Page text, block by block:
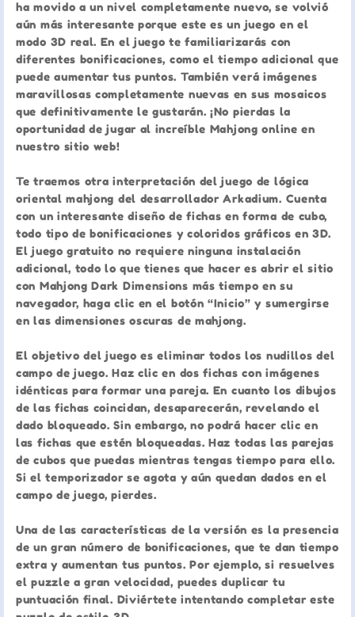
ha movido a un nivel completamente nuevo, se volvió
aún más interesante porque este es un juego en el
modo 3D real. En el juego te familiarizarás con
diferentes bonificaciones, como el tiempo adicional que
puede aumentar tus puntos. También verá imágenes
maravillosas completamente nuevas en sus mosaicos
que definitivamente le gustarán. ¡No pierdas la
oportunidad de jugar al increíble Mahjong online en
nuestro sitio web!
Te traemos otra interpretación del juego de lógica
oriental mahjong del desarrollador Arkadium. Cuenta
con un interesante diseño de fichas en forma de cubo,
todo tipo de bonificaciones y coloridos gráficos en 3D.
El juego gratuito no requiere ninguna instalación
adicional, todo lo que tienes que hacer es abrir el sitio
con Mahjong Dark Dimensions más tiempo en su
navegador, haga clic en el botón “Inicio” y sumergirse
en las dimensiones oscuras de mahjong.
El objetivo del juego es eliminar todos los nudillos del
campo de juego. Haz clic en dos fichas con imágenes
idénticas para formar una pareja. En cuanto los dibujos
de las fichas coincidan, desaparecerán, revelando el
dado bloqueado. Sin embargo, no podrá hacer clic en
las fichas que estén bloqueadas. Haz todas las parejas
de cubos que puedas mientras tengas tiempo para ello.
Si el temporizador se agota y aún quedan dados en el
campo de juego, pierdes.
Una de las características de la versión es la presencia
de un gran número de bonificaciones, que te dan tiempo
extra y aumentan tus puntos. Por ejemplo, si resuelves
el puzzle a gran velocidad, puedes duplicar tu
puntuación final. Diviértete intentando completar este